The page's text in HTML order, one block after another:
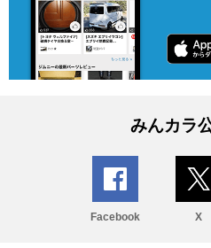
みんカラ
Facebook X